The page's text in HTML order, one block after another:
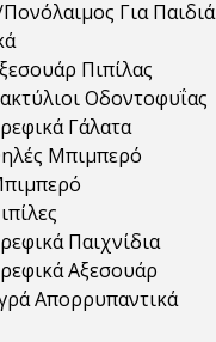
Για Παιδιά
Πιπίλας
Οδοντοφυΐας
Γάλατα
Μπιμπερό
Παιχνίδια
Αξεσουάρ
Απορρυπαντικά